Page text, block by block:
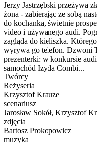
Jerzy Jastrzębski przeżywa
żona - zabierając ze sobą
do kochanka, świetnie
video i używanego audi.
zagląda do kieliszka.
wyrywa go telefon. Dzwoni
prezenterki: w konkursie
samochód Izyda Combi...
Twórcy
Reżyseria
Krzysztof Krauze
scenariusz
Jarosław Sokół, Krzysztof
zdjęcia
Bartosz Prokopowicz
muzyka